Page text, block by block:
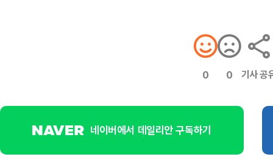
0 0 기사 공
네이버에서 데일리안 구독하기